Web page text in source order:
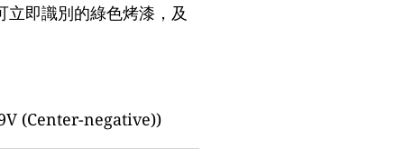
立即識別的綠色烤漆，及
(Center-negative))